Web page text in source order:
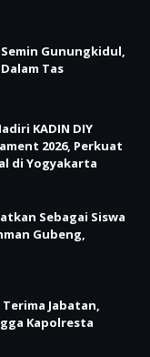
Gunungkidul,
Tas
KADIN DIY
2026, Perkuat
di Yogyakarta
Sebagai Siswa
Gubeng,
Jabatan,
Kapolresta